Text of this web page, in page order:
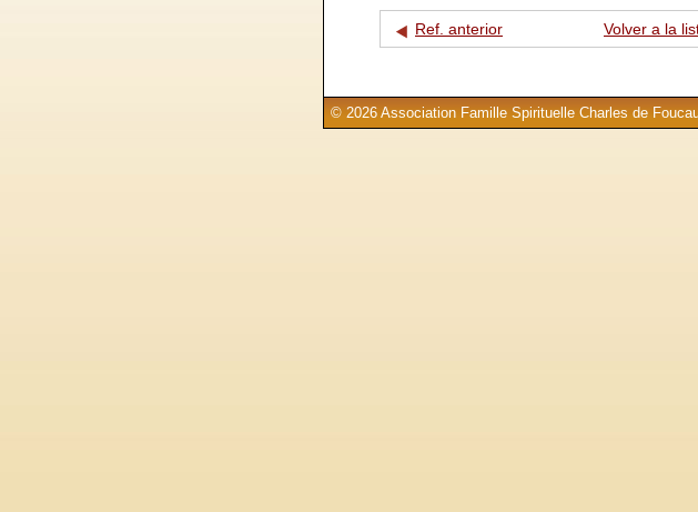
Ref. anterior Volver a la
© 2026 Association Famille Spirituelle Charles de